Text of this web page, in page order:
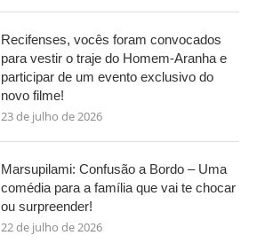
Recifenses, vocês foram convocados
para vestir o traje do Homem-Aranha e
participar de um evento exclusivo do
novo filme!
23 de julho de 2026
Marsupilami: Confusão a Bordo – Uma
comédia para a família que vai te chocar
ou surpreender!
22 de julho de 2026